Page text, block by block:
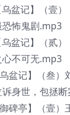
盆记】（壹
恐怖鬼剧.mp3
盆记】（贰）
心不可无.mp3
盆记】（叁）
诉身世，包拯
碑亭】（壹）